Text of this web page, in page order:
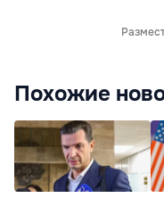
Похожие